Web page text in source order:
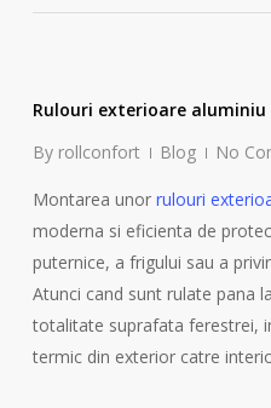
Rulouri exterioare
By rollconfort Blog No
Montarea unor rulouri
moderna si eficienta de
puternice, a frigului sau a
Atunci cand sunt rulate pana
totalitate suprafata ferestrei,
termic din exterior catre